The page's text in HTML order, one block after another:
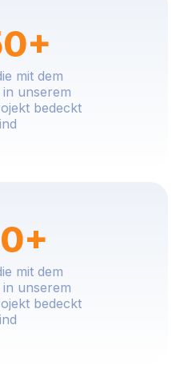
mit dem
unserem
bedeckt
mit dem
unserem
bedeckt